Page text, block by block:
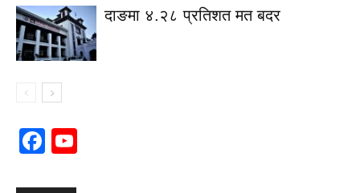
दाङमा ४.२८ प्रतिशत मत बदर
Facebook